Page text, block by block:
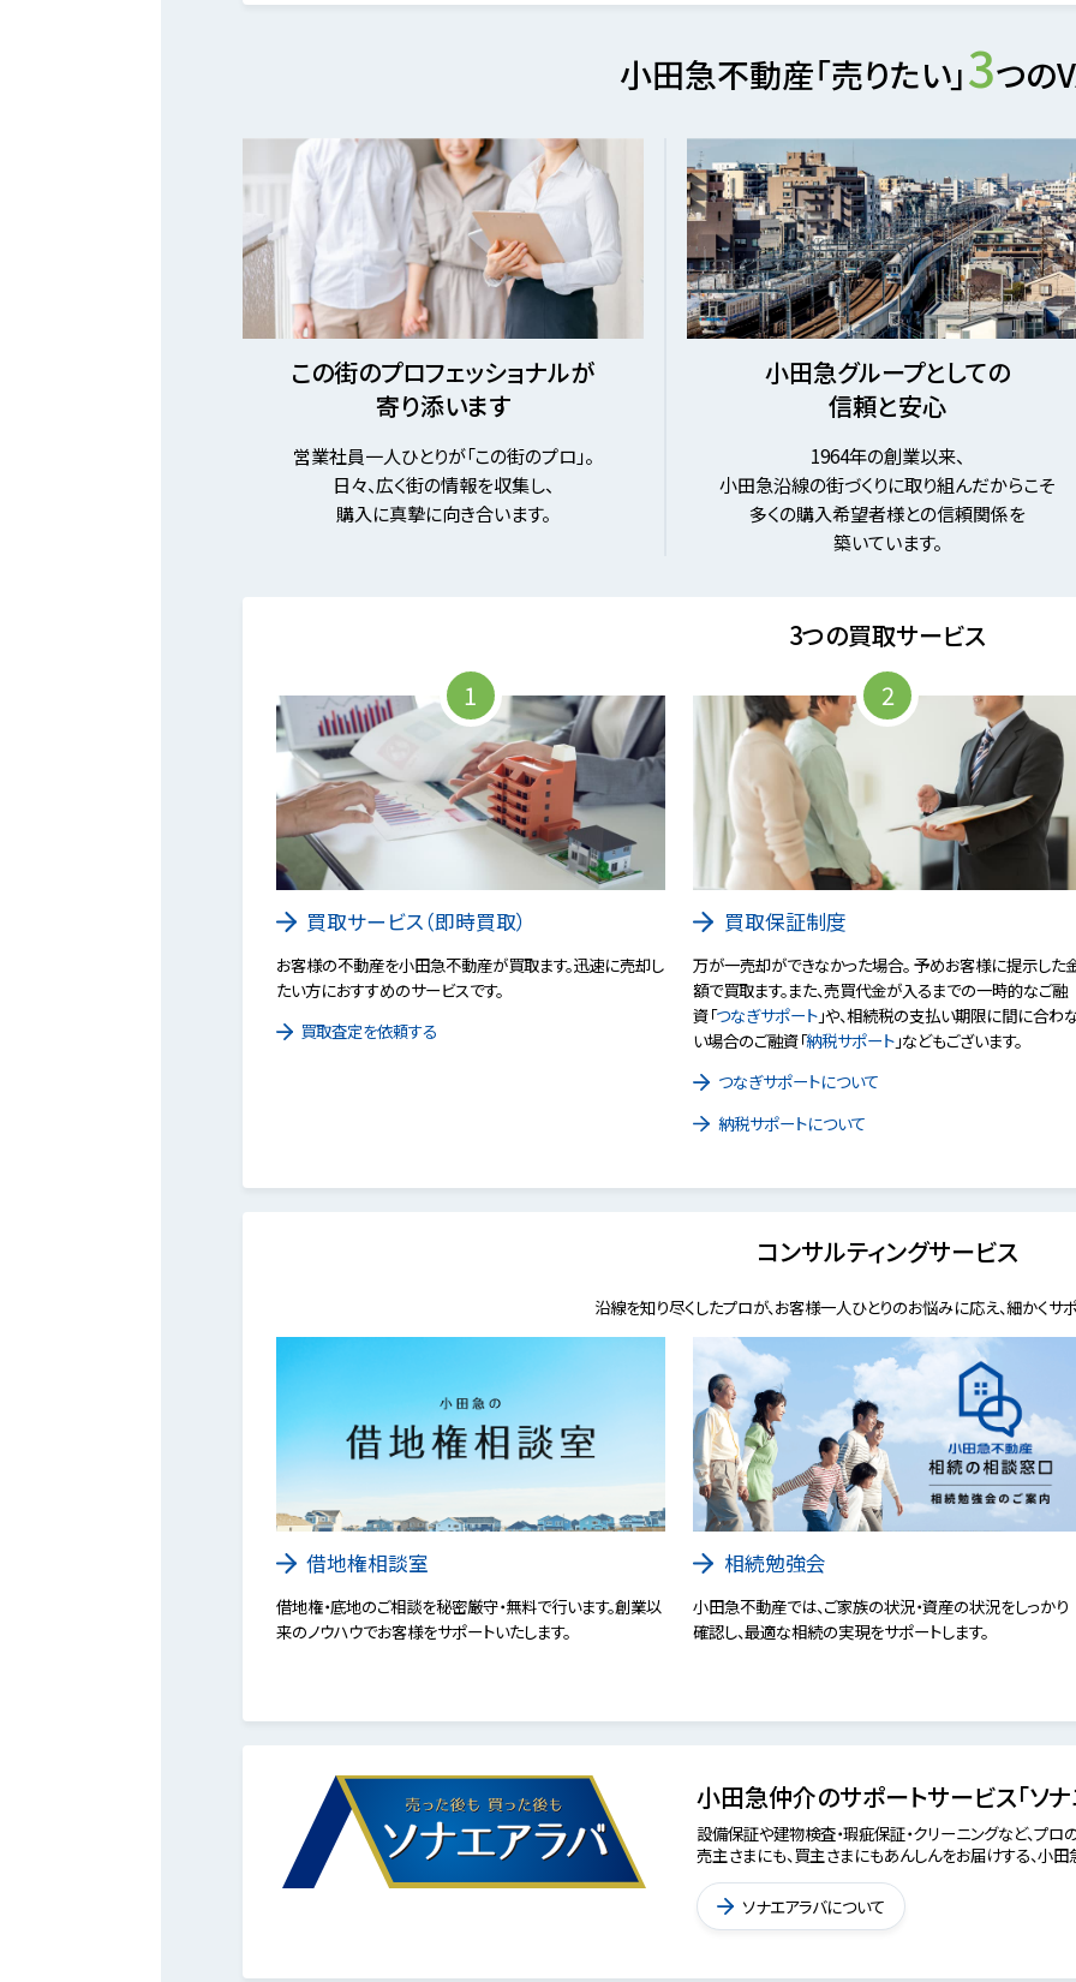
小田急不動産「売りたい」3つの
この街のプロフェッショナルが
寄り添います
営業社員一人ひとりが「この街のプロ」。
日々、広く街の情報を収集し、
購入に真摯に向き合います。
小田急グループとしての
信頼と安心
1964年の創業以来、
小田急沿線の街づくりに取り組んだからこそ
多くの購入希望者様との信頼関係を
築いています。
3つの買取サービス
1
買取サービス（即時買取）
お客様の不動産を小田急不動産が買取ます。迅速に売却し
たい方におすすめのサービスです。
買取査定を依頼する
2
買取保証制度
万が一売却ができなかった場合。 予めお客様に提示した
額で買取ます。また、売買代金が入るまでの一時的なご融
資「つなぎサポート 」や、相続税の支払い期限に間に合わ
い場合のご融資「納税サポート 」などもございます。
つなぎサポートについて
納税サポートについて
コンサルティングサービス
沿線を知り尽くしたプロが、お客様一人ひとりのお悩みに応え、細かくサ
借地権相談室
借地権・底地のご相談を秘密厳守・無料で行います。創業以
来のノウハウでお客様をサポートいたします。
相続勉強会
小田急不動産では、ご家族の状況・資産の状況をしっかり
確認し、最適な相続の実現をサポートします。
小田急仲介のサポートサービス「ソナ
設備保証や建物検査・瑕疵保証・クリーニングなど、プロ
売主さまにも、買主さまにもあんしんをお届けする、小田
ソナエアラバについて